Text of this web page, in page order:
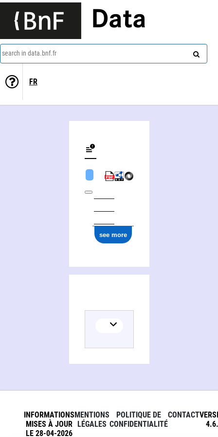
Data
search in data.bnf.fr
FR
see more
INFORMATIONS
MISES À JOUR
LE 28-04-2026
MENTIONS
LÉGALES
POLITIQUE DE
CONFIDENTIALITÉ
CONTACT